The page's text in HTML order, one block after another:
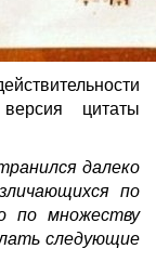
цитаты
далеко
по
по множеству
следующие